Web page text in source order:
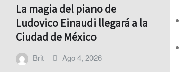
La magia del piano de
Ludovico Einaudi llegará a la
Ciudad de México
Brit Ago 4, 2026